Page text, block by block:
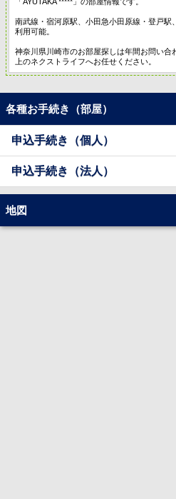
南武線・宿河原駅、小田急小田原線・登戸駅
利用可能。
神奈川県川崎市のお部屋探しは年間お問い合
上のネクストライフへお任せください。
各種お手続き（部屋）
申込手続き（個人）
申込手続き（法人）
地図